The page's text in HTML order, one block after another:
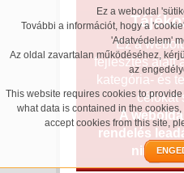
Ez a weboldal
További a információt, hogy a
'Adatvédelem'
Az oldal zavartalan működéséhez,
az
This website requires cookies to
what data is contained in the
accept cookies from this site,
Ez a
fejlesztés alatt
kategória- és
célokat
A
rendelés
nincs